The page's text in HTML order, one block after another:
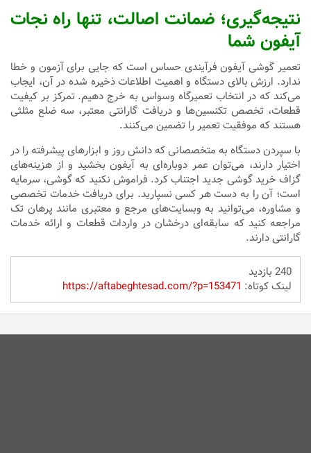
نتیجه‌گیری؛ ضمانت اصالت، تنها راه نجات
آیفون شما
تعمیر گوشی آیفون فرآیندی حساس است که جایی برای آزمون و خطا
ندارد. ارزش بالای دستگاه و اهمیت اطلاعات ذخیره شده در آن، ایجاب
می‌کند که در انتخاب تعمیرگاه وسواس به خرج دهیم. تمرکز بر کیفیت
قطعات، تخصص تکنسین‌ها و دریافت گارانتی معتبر، سه ضلع مثلثی
هستند که موفقیت تعمیر را تضمین می‌کنند.
با سپردن دستگاه به متخصصانی که دانش روز و ابزارهای پیشرفته را در
اختیار دارند، می‌توان عمر دوباره‌ای به آیفون بخشید و از هزینه‌های
گزاف خرید گوشی جدید اجتناب کرد. فراموش نکنید که گوشی، سرمایه
است؛ آن را به دست هر کسی نسپارید. برای دریافت خدمات تخصصی
و مشاوره، می‌توانید به وبسایت‌های مرجع و معتبری مانند پرهان تک
مراجعه کنید که سابقه‌ای درخشان در واردات قطعات و ارائه خدمات
گارانتی دارند.
240 بازدید
لینک کوتاه:https://aftabeghtesad.com/?p=153471